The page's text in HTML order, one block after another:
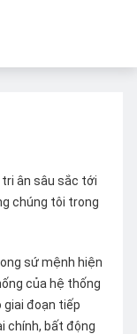
tri ân sâu sắc tới
chúng tôi trong
sứ mệnh hiện
của hệ thống
giai đoạn tiếp
chính, bất động